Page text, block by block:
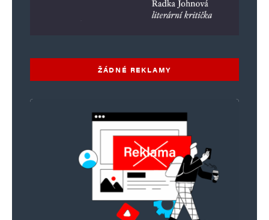
ŽÁDNÉ REKLAMY